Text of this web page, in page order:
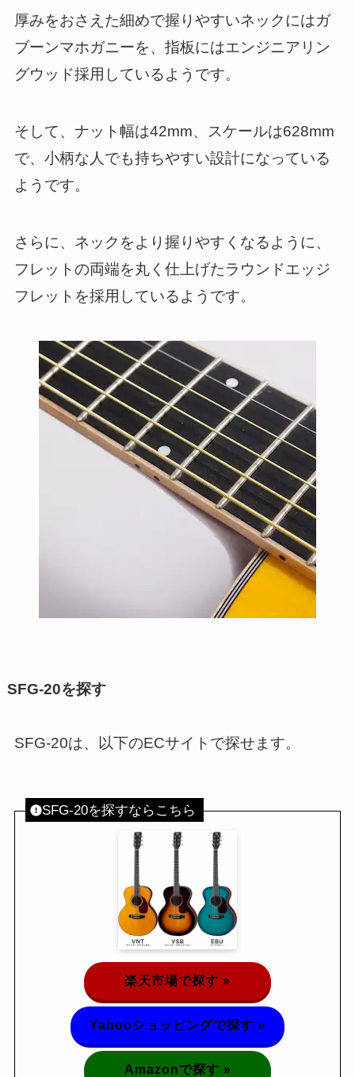
厚みをおさえた細めで握りやすいネックにはガ
ブーンマホガニーを、指板にはエンジニアリン
グウッド採用しているようです。
そして、ナット幅は42mm、スケールは628mm
で、小柄な人でも持ちやすい設計になっている
ようです。
さらに、ネックをより握りやすくなるように、
フレットの両端を丸く仕上げたラウンドエッジ
フレットを採用しているようです。
SFG-20を探す
SFG-20は、以下のECサイトで探せます。
SFG-20を探すならこちら
楽天市場で探す »
Yahooショッピングで探す »
Amazonで探す »